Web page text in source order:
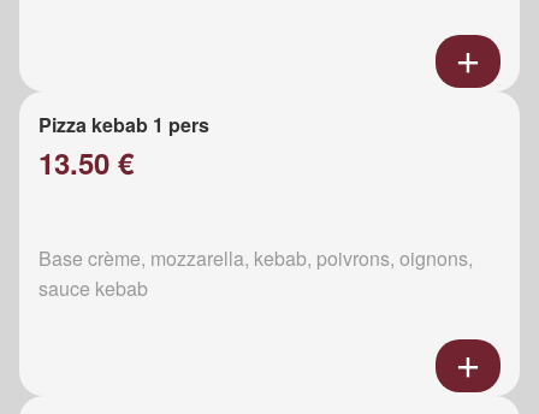
Pizza kebab 1 pers
13.50 €
Base crème, mozzarella, kebab, poivrons, oignons,
sauce kebab